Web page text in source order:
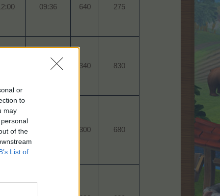
or
to
may
of the
List of
09:36​ 640​ 275​
12:21​ 340​ 830​
300​ 680​